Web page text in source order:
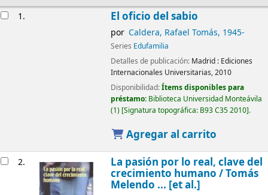
1. El oficio del sabio
por Caldera, Rafael Tomás, 1945-
Series Edufamilia
Detalles de publicación: Madrid : Ediciones
Internacionales Universitarias,2010
Disponibilidad:Ítems disponibles para
préstamo: Biblioteca Universidad Monteávila
(1) Signatura topográfica: B93 C35 2010 .
Agregar al carrito
2. La pasión por lo real, clave del
crecimiento humano /Tomás
Melendo ... [et al.]